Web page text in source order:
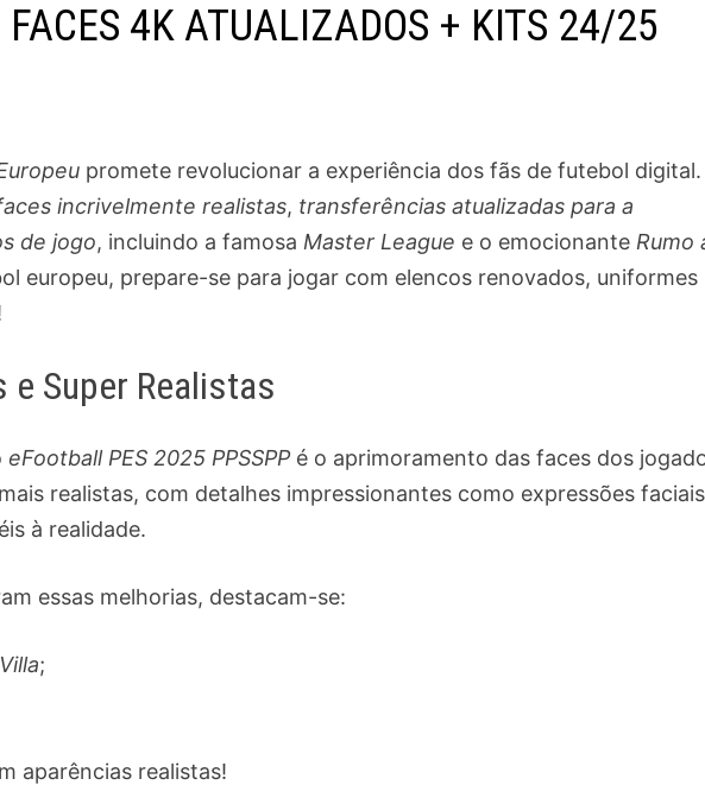
4K ATUALIZADOS + KITS 24/25
promete revolucionar a experiência dos fãs de futebol digital.
incrivelmente realistas, transferências atualizadas para a
de jogo, incluindo a famosaMaster League e o emocionanteRumo
europeu, prepare-se para jogar com elencos renovados, uniformes
e Super Realistas
eFootball PES 2025 PPSSPP é o aprimoramento das faces dos
realistas, com detalhes impressionantes como expressões
à realidade.
essas melhorias, destacam-se:
;
aparências realistas!